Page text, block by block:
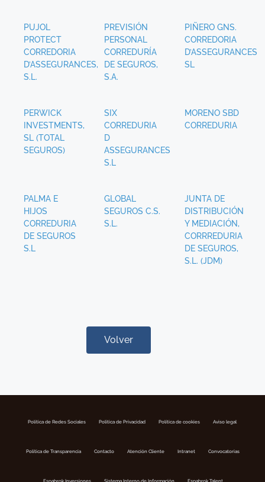
PUJOL
PROTECT
CORREDORIA
D’ASSEGURANCES,
S.L.
PREVISIÓN
PERSONAL
CORREDURÍA
DE SEGUROS,
S.A.
PIÑERO GNS.
CORREDORIA
D’ASSEGURANCES
SL
PERWICK
INVESTMENTS,
SL (TOTAL
SEGUROS)
SIX
CORREDURIA
D
ASSEGURANCES
S.L
MORENO SBD
CORREDURIA
PALMA E
HIJOS
CORREDURIA
DE SEGUROS
S.L
GLOBAL
SEGUROS C.S.
S.L.
JUNTA DE
DISTRIBUCIÓN
Y MEDIACIÓN,
CORRREDURIA
DE SEGUROS,
S.L. (JDM)
Volver
Política de Redes Sociales Politica de Privacidad Política de cookies Aviso legal
Política de Transparencia Contacto Atención Cliente Intranet Convocatorias